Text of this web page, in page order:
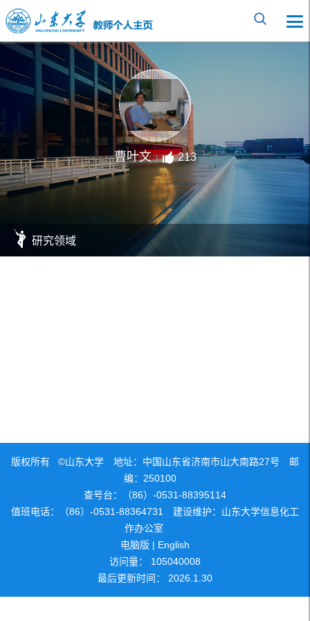
曹叶文 213
研究领域
版权所有 ©山东大学 地址：中国山东省济南市山大南路27号 邮
编：250100
查号台：（86）-0531-88395114
值班电话：（86）-0531-88364731 建设维护：山东大学信息化工
作办公室
电脑版 | English
访问量： 105040008
最后更新时间： 2026 1 30